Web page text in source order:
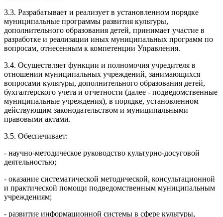
3.3. Разрабатывает и реализует в установленном порядке
муниципальные программы развития культуры,
дополнительного образования детей, принимает участие в
разработке и реализации иных муниципальных программ по
вопросам, отнесенным к компетенции Управления.
3.4. Осуществляет функции и полномочия учредителя в
отношении муниципальных учреждений, занимающихся
вопросами культуры, дополнительного образования детей,
бухгалтерского учета и отчетности (далее - подведомственные
муниципальные учреждения), в порядке, установленном
действующим законодательством и муниципальными
правовыми актами.
3.5. Обеспечивает:
- научно-методическое руководство культурно-досуговой
деятельностью;
- оказание систематической методической, консультационной
и практической помощи подведомственным муниципальным
учреждениям;
- развитие информационной системы в сфере культуры,